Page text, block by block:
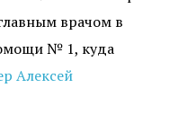
врачом в
№ 1, куда
Алексей